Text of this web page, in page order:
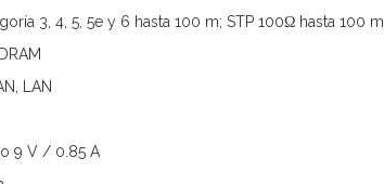
3, 4, 5, 5e y 6 hasta 100 m; STP 100Ω hasta 100 m
LAN
9 V / 0.85 A